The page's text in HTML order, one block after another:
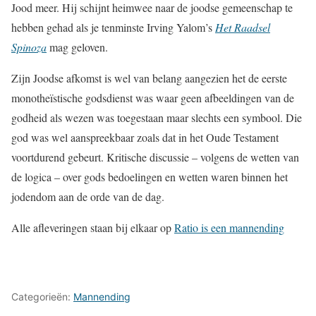
Jood meer. Hij schijnt heimwee naar de joodse gemeenschap te
hebben gehad als je tenminste Irving Yalom’s Het Raadsel
Spinozamag geloven.
Zijn Joodse afkomst is wel van belang aangezien het de eerste
monotheïstische godsdienst was waar geen afbeeldingen van de
godheid als wezen was toegestaan maar slechts een symbool. Die
god was wel aanspreekbaar zoals dat in het Oude Testament
voortdurend gebeurt. Kritische discussie – volgens de wetten van
de logica – over gods bedoelingen en wetten waren binnen het
jodendom aan de orde van de dag.
Alle afleveringen staan bij elkaar opRatio is een mannending
Categorieën: Mannending